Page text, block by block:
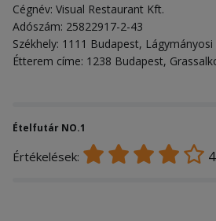
Cégnév: Visual Restaurant Kft.
Adószám: 25822917-2-43
Székhely: 1111 Budapest,
Étterem címe: 1238 Budapest,
Ételfutár NO.1
Értékelések: